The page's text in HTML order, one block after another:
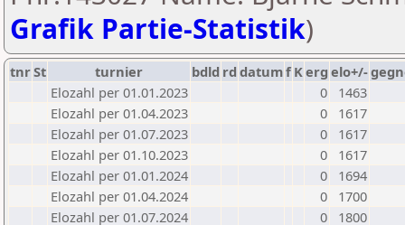
Grafik Partie-Statistik)
tnrSt turnier bdld rd datumf Kerg elo+/-
Elozahl per 01.01.2023
0
1463
Elozahl per 01.04.2023
0
1617
Elozahl per 01.07.2023
0
1617
Elozahl per 01.10.2023
0
1617
Elozahl per 01.01.2024
0
1694
Elozahl per 01.04.2024
0
1700
Elozahl per 01.07.2024
0
1800